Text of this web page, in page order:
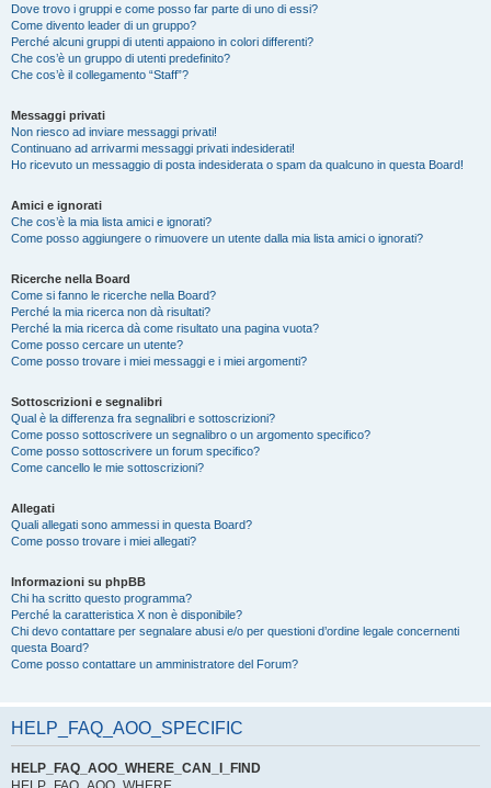
Dove trovo i gruppi e come posso far parte di uno di essi?
Come divento leader di un gruppo?
Perché alcuni gruppi di utenti appaiono in colori differenti?
Che cos’è un gruppo di utenti predefinito?
Che cos’è il collegamento “Staff”?
Messaggi privati
Non riesco ad inviare messaggi privati!
Continuano ad arrivarmi messaggi privati indesiderati!
Ho ricevuto un messaggio di posta indesiderata o spam da qualcuno in questa Board!
Amici e ignorati
Che cos’è la mia lista amici e ignorati?
Come posso aggiungere o rimuovere un utente dalla mia lista amici o ignorati?
Ricerche nella Board
Come si fanno le ricerche nella Board?
Perché la mia ricerca non dà risultati?
Perché la mia ricerca dà come risultato una pagina vuota?
Come posso cercare un utente?
Come posso trovare i miei messaggi e i miei argomenti?
Sottoscrizioni e segnalibri
Qual è la differenza fra segnalibri e sottoscrizioni?
Come posso sottoscrivere un segnalibro o un argomento specifico?
Come posso sottoscrivere un forum specifico?
Come cancello le mie sottoscrizioni?
Allegati
Quali allegati sono ammessi in questa Board?
Come posso trovare i miei allegati?
Informazioni su phpBB
Chi ha scritto questo programma?
Perché la caratteristica X non è disponibile?
Chi devo contattare per segnalare abusi e/o per questioni d’ordine legale concernenti
questa Board?
Come posso contattare un amministratore del Forum?
HELP_FAQ_AOO_SPECIFIC
HELP_FAQ_AOO_WHERE_CAN_I_FIND